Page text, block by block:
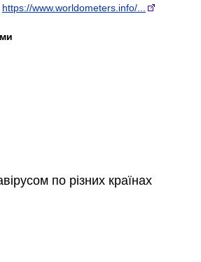
https://www.worldometers.info/...
по різних країнах